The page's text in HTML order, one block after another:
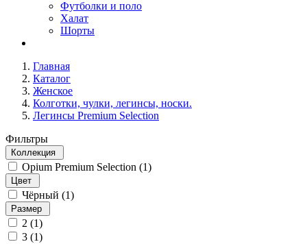
Футболки и поло
Халат
Шорты
Главная
Каталог
Женское
Колготки, чулки, легинсы, носки.
Легинсы Premium Selection
Фильтры
Коллекция
Opium Premium Selection (1)
Цвет
Чёрный (1)
Размер
2 (1)
3 (1)